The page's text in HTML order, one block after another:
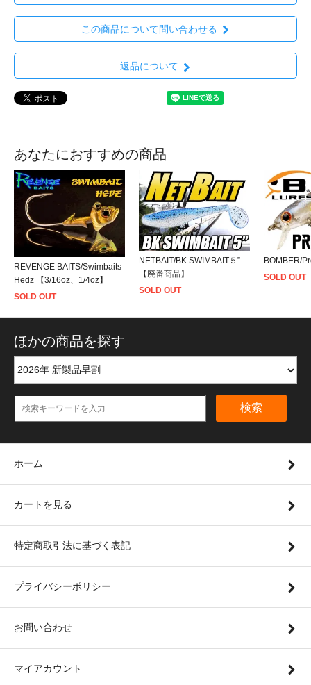
この商品について問い合わせる
返品について
あなたにおすすめの商品
REVENGE BAITS/Swimbaits
Hedz 【3/16oz、1/4oz】
SOLD OUT
NETBAIT/BK SWIMBAIT５”
【廃番商品】
SOLD OUT
BOMBER/
SOLD OUT
ほかの商品を探す
検索
ホーム
カートを見る
特定商取引法に基づく表記
プライバシーポリシー
お問い合わせ
マイアカウント